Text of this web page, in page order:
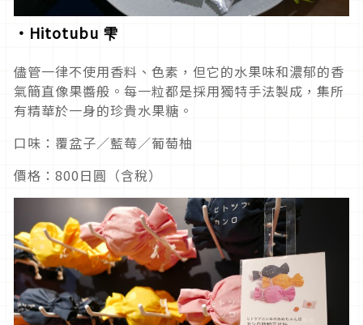
・Hitotubu 雫
儘管一律不使用香料、色素，但它的水果味和濃郁的香
氣簡直像果醬般。每一粒都是採用獨特手法製成，集所
有精華於一身的珍貴水果糖。
口味：覆盆子／藍莓／葡萄柚
價格：800日圓（含稅）